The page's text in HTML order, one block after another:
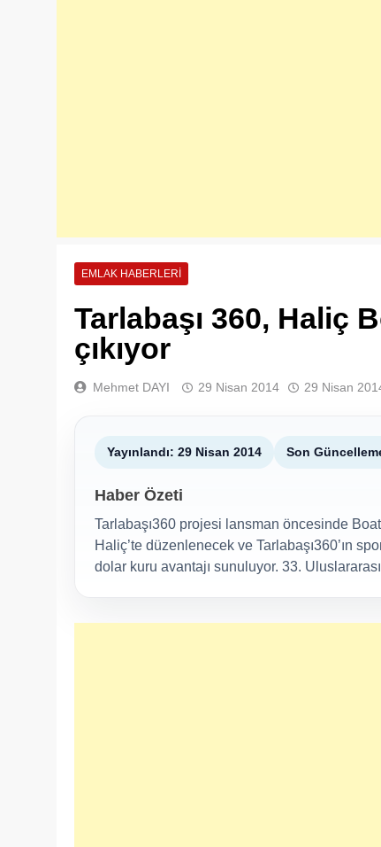
EMLAK HABERLERI
Tarlabaşı 360, Haliç
çıkıyor
Mehmet DAYI 29 Nisan 2014 29 Nisan
Yayınlandı: 29 Nisan 2014 Son
Haber Özeti
Tarlabaşı360 projesi lansman öncesinde
Haliç’te düzenlenecek ve Tarlabaşı360’ın
dolar kuru avantajı sunuluyor. 33.